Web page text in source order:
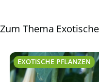
Zum Thema
EXOTISCHE PFLANZEN